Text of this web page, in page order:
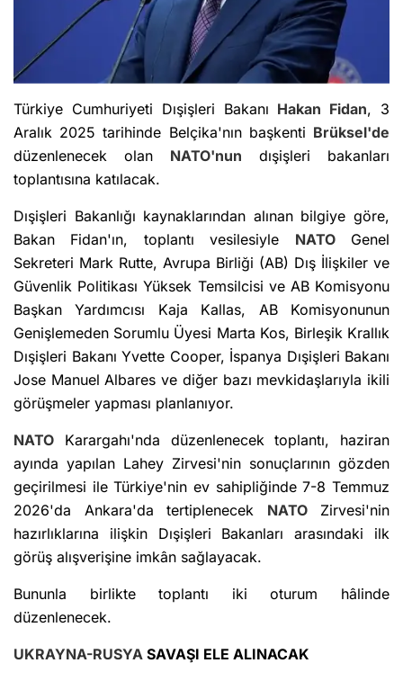
Türkiye Cumhuriyeti Dışişleri Bakanı Hakan Fidan, 3
Aralık 2025 tarihinde Belçika'nın başkenti Brüksel'de
düzenlenecek olan NATO'nun dışişleri bakanları
toplantısına katılacak.
Dışişleri Bakanlığı kaynaklarından alınan bilgiye göre,
Bakan Fidan'ın, toplantı vesilesiyle NATOGenel
Sekreteri Mark Rutte, Avrupa Birliği (AB) Dış İlişkiler ve
Güvenlik Politikası Yüksek Temsilcisi ve AB Komisyonu
Başkan Yardımcısı Kaja Kallas, AB Komisyonunun
Genişlemeden Sorumlu Üyesi Marta Kos, Birleşik Krallık
Dışişleri Bakanı Yvette Cooper, İspanya Dışişleri Bakanı
Jose Manuel Albares ve diğer bazı mevkidaşlarıyla ikili
görüşmeler yapması planlanıyor.
NATO Karargahı'nda düzenlenecek toplantı, haziran
ayında yapılan Lahey Zirvesi'nin sonuçlarının gözden
geçirilmesi ile Türkiye'nin ev sahipliğinde 7-8 Temmuz
2026'da Ankara'da tertiplenecek NATOZirvesi'nin
hazırlıklarına ilişkin Dışişleri Bakanları arasındaki ilk
görüş alışverişine imkân sağlayacak.
Bununla birlikte toplantı iki oturum hâlinde
düzenlenecek.
UKRAYNA-RUSYA SAVAŞI ELE ALINACAK